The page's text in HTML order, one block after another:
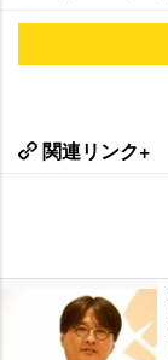
関連リンク+